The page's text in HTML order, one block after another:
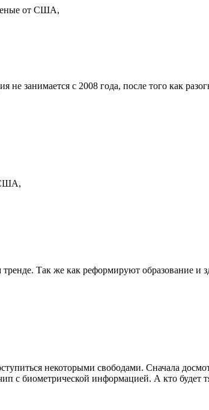
от США,
занимается с 2008 года, после того как
США,
Так же как реформируют образование и
некоторыми свободами. Сначала
с биометрической информацией. А кто будет